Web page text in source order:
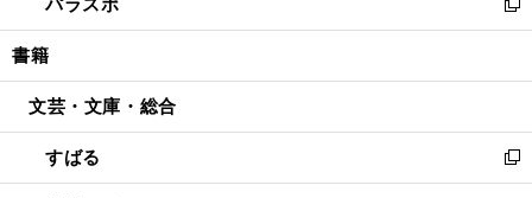
で
開
ド
ウ
開
ィ
ン
ウ
開
く
い
ウ
ン
ウ
で
開
新
し
ウ
ン
ド
ウ
書籍
文芸・文庫・総合
すばる
新
し